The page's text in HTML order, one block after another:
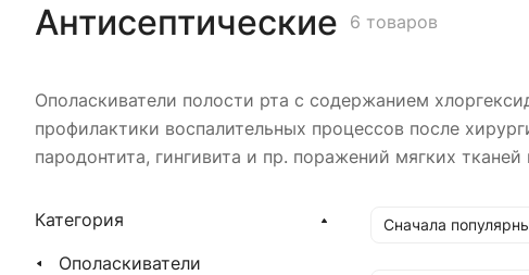
Антисептические 6 товаров
Ополаскиватели полости рта с содержанием
профилактики воспалительных процессов после
пародонтита, гингивита и пр. поражений мягких тканей
Сначала
Категория
Ополаскиватели